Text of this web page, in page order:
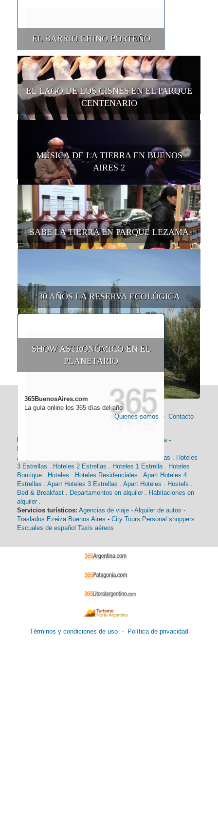
EL BARRIO CHINO PORTEÑO
EL LAGO DE LOS CISNES EN EL PARQUE
CENTENARIO
MÚSICA DE LA TIERRA EN BUENOS
AIRES 2
SABE LA TIERRA EN PARQUE LEZAMA
30 AÑOS LA RESERVA ECOLÓGICA
SHOW ASTRONÓMICO EN EL
PLANETARIO
365BuenosAires.com
La guía online los 365 días del año
Quienes somos - Contacto
Información general: Historia -
Distancias
Alojamiento:
Hoteles 4 Estrellas
Hoteles
3 Estrellas
Hoteles 2 Estrellas Hoteles 1 Estrella
Hoteles
Boutique
Hoteles Hoteles Residenciales
Apart Hoteles 4
Estrellas
Apart Hoteles 3 Estrellas Apart Hoteles Hostels
Bed & Breakfast
Departamentos en alquiler
Habitaciones en
alquiler
Servicios turísticos: Agencias de viaje - Alquiler de autos -
Traslados Ezeiza Buenos Aires - City Tours Personal shoppers
Escuales de español Taxis aéreos
Términos y condiciones de uso - Política de privacidad